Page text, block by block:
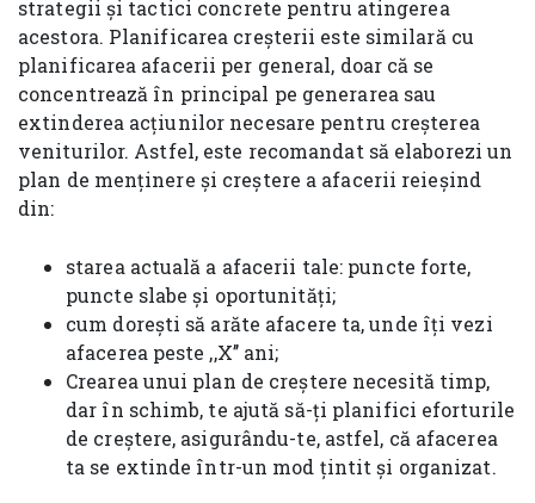
strategii și tactici concrete pentru atingerea
acestora. Planificarea creșterii este similară cu
planificarea afacerii per general, doar că se
concentrează în principal pe generarea sau
extinderea acțiunilor necesare pentru creșterea
veniturilor. Astfel, este recomandat să elaborezi un
plan de menținere și creștere a afacerii reieșind
din:
starea actuală a afacerii tale: puncte forte,
puncte slabe și oportunități;
cum dorești să arăte afacere ta, unde îți vezi
afacerea peste ,,X’’ ani;
Crearea unui plan de creștere necesită timp,
dar în schimb, te ajută să-ți planifici eforturile
de creștere, asigurându-te, astfel, că afacerea
ta se extinde într-un mod țintit și organizat.